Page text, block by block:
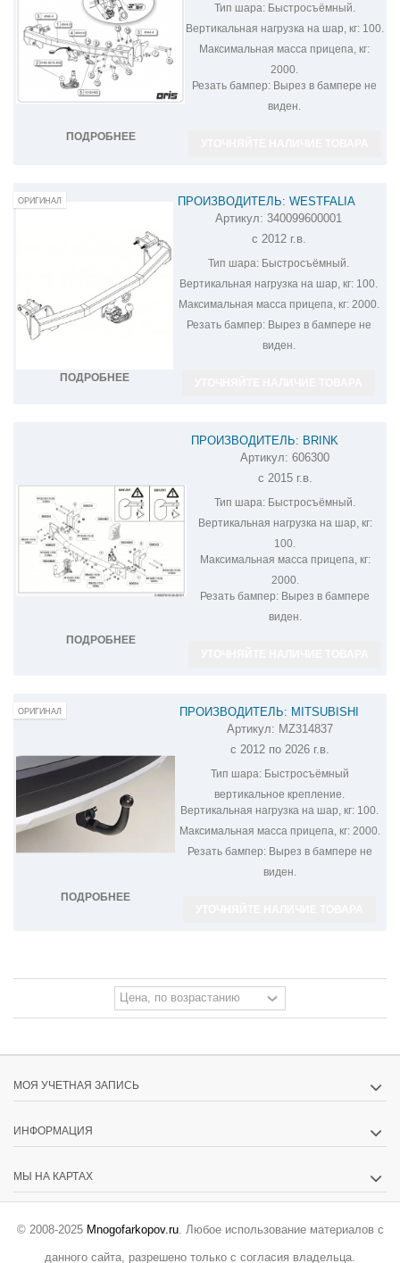
ПОДРОБНЕЕ
Тип шара:Быстросъёмный.
Вертикальная нагрузка на шар, кг:100.
Максимальная масса прицепа, кг:
2000.
Резать бампер: Вырез в бампере не
виден.
ПОДРОБНЕЕ
ПРОИЗВОДИТЕЛЬ: WESTFALIA
ФАРКОП НА MITSUBISHI OUTLANDER
340099600001
Артикул: 340099600001
с 2012 г.в.
Тип шара: Быстросъёмный.
Вертикальная нагрузка на шар, кг: 100.
Максимальная масса прицепа, кг:2000.
Резать бампер:Вырез в бампере не
виден.
ОРИГИНАЛ
ПОДРОБНЕЕ
ПРОИЗВОДИТЕЛЬ: BRINK
ФАРКОП НА MITSUBISHI
OUTLANDER 606300
Артикул: 606300
с 2015 г.в.
Тип шара: Быстросъёмный.
Вертикальная нагрузка на шар, кг:
100.
Максимальная масса прицепа, кг:
2000.
Резать бампер: Вырез в бампере
виден.
ПОДРОБНЕЕ
ПРОИЗВОДИТЕЛЬ: MITSUBISHI
ФАРКОП НА MITSUBISHI OUTLANDER
MZ314837
Артикул: MZ314837
с 2012 по 2026 г.в.
Тип шара:Быстросъёмный
вертикальное крепление.
Вертикальная нагрузка на шар, кг: 100.
Максимальная масса прицепа, кг:2000.
Резать бампер:Вырез в бампере не
виден.
ОРИГИНАЛ
МОЯ УЧЕТНАЯ ЗАПИСЬ
ИНФОРМАЦИЯ
МЫ НА КАРТАХ
© 2008-2025 Mnogofarkopov.ru. Любое использование материалов с
данного сайта, разрешено только с согласия владельца.